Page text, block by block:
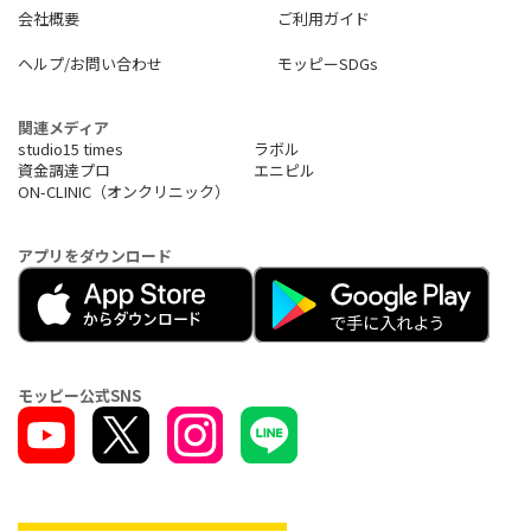
会社概要
ご利用ガイド
ヘルプ/お問い合わせ
モッピーSDGs
関連メディア
studio15 times
ラボル
資金調達プロ
エニピル
ON-CLINIC（オンクリニック）
アプリをダウンロード
モッピー公式SNS